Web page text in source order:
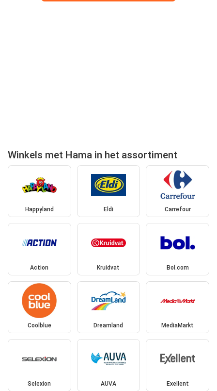
Winkels met Hama in het assortiment
Happyland Eldi Carrefour
Action Kruidvat Bol.com
Coolblue Dreamland MediaMarkt
Selexion AUVA Exellent